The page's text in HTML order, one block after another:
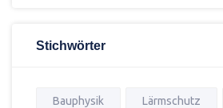
Stichwörter
Bauphysik Lärmschutz